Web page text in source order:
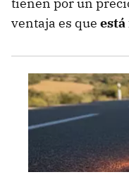
ventaja es que está